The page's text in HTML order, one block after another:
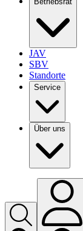
JAV
SBV
Standorte
Service
Über uns